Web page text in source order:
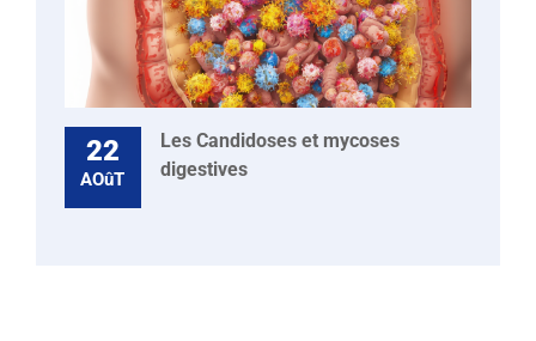
22
AOûT
Les Candidoses et mycoses
digestives